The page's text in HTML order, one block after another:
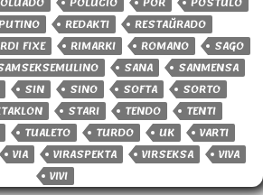
REDAKTI
RESTAŬRADO
FIXE RIMARKI ROMANO
SAGO
SANA
SANMENSA
SIN SINO SOFTA
SORTO
STARI TENDO
TENTI
TUALETO TURDO UK
VARTI
VIA VIRASPEKTA VIRSEKSA
VIVA
VIVI